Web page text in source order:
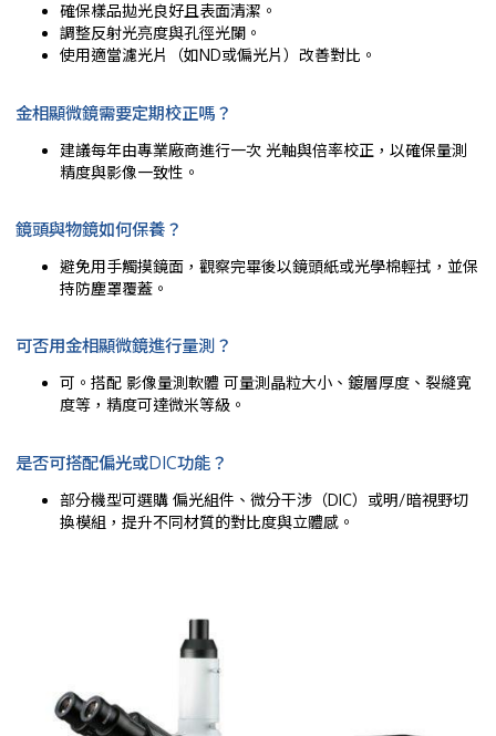
確保樣品拋光良好且表面清潔。
調整反射光亮度與孔徑光闌。
使用適當濾光片（如ND或偏光片）改善對比。
金相顯微鏡需要定期校正嗎？
建議每年由專業廠商進行一次 光軸與倍率校正，以確保量測
精度與影像一致性。
鏡頭與物鏡如何保養？
避免用手觸摸鏡面，觀察完畢後以鏡頭紙或光學棉輕拭，並保
持防塵罩覆蓋。
可否用金相顯微鏡進行量測？
可。搭配 影像量測軟體 可量測晶粒大小、鍍層厚度、裂縫寬
度等，精度可達微米等級。
是否可搭配偏光或DIC功能？
部分機型可選購 偏光組件、微分干涉（DIC）或明/暗視野切
換模組，提升不同材質的對比度與立體感。